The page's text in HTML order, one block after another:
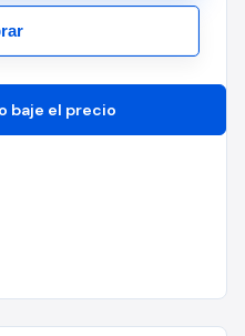
baje el precio